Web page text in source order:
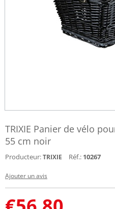
TRIXIE Panier de vélo
55 cm noir
Producteur:TRIXIE Réf.: 10267
Ajouter un avis